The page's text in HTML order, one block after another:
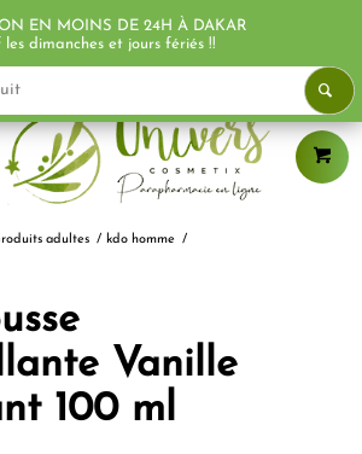
adultes / kdo homme /
Vanille
100 ml
EN MOINS DE 24H À DAKAR
les dimanches et jours fériés !!